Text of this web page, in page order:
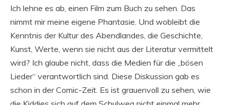
Ich lehne es ab, einen Film zum Buch zu sehen. Das
nimmt mir meine eigene Phantasie. Und wobleibt die
Kenntnis der Kultur des Abendlandes, die Geschichte,
Kunst, Werte, wenn sie nicht aus der Literatur vermittelt
wird? Ich glaube nicht, dass die Medien für die „bösen
Lieder“ verantwortlich sind. Diese Diskussion gab es
schon in der Comic-Zeit. Es ist grauenvoll zu sehen, wie